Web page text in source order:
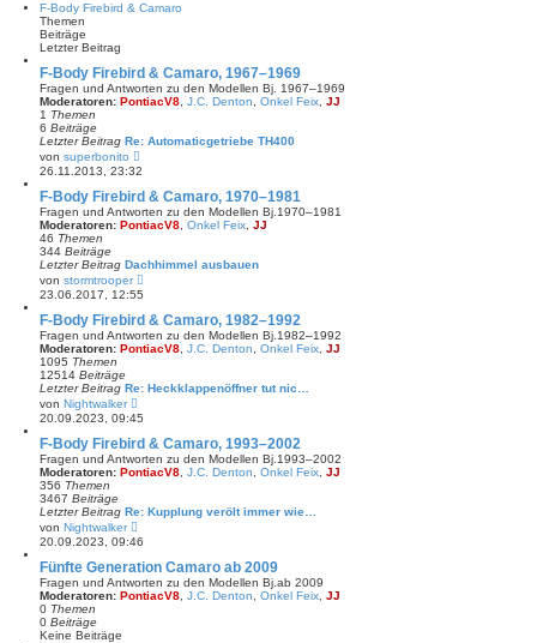
a
s
B
e
i
t
g
F-Body Firebird & Camaro
Themen
Beiträge
Letzter Beitrag
F-Body Firebird & Camaro, 1967–1969
Fragen und Antworten zu den Modellen Bj. 1967–1969
Moderatoren: PontiacV8 J.C. Denton Onkel Feix JJ
1 Themen
6 Beiträge
Letzter Beitrag Re: Automaticgetriebe TH400
von superbonito
e
u
e
s
t
e
e
i
t
a
g
26.11.2013, 23:32
F-Body Firebird & Camaro, 1970–1981
Fragen und Antworten zu den Modellen Bj.1970–1981
Moderatoren: PontiacV8 Onkel Feix JJ
46 Themen
344 Beiträge
Letzter Beitrag Dachhimmel ausbauen
von stormtrooper
e
s
t
e
B
e
a
g
23.06.2017, 12:55
F-Body Firebird & Camaro, 1982–1992
Fragen und Antworten zu den Modellen Bj.1982–1992
Moderatoren: PontiacV8 J.C. Denton Onkel Feix JJ
1095 Themen
12514 Beiträge
Letzter Beitrag Re: Heckklappenöffner tut nic…
von Nightwalker
e
u
e
s
t
e
e
t
a
g
20.09.2023, 09:45
F-Body Firebird & Camaro, 1993–2002
Fragen und Antworten zu den Modellen Bj.1993–2002
Moderatoren: PontiacV8 J.C. Denton Onkel Feix JJ
356 Themen
3467 Beiträge
Letzter Beitrag Re: Kupplung verölt immer wie…
von Nightwalker
e
u
e
s
t
e
20.09.2023, 09:46
Fünfte Generation Camaro ab 2009
Fragen und Antworten zu den Modellen Bj.ab 2009
Moderatoren: PontiacV8 J.C. Denton Onkel Feix JJ
0 Themen
0 Beiträge
Keine Beiträge